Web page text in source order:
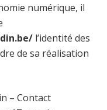
numérique, il
l’identité des
de sa réalisation
– Contact